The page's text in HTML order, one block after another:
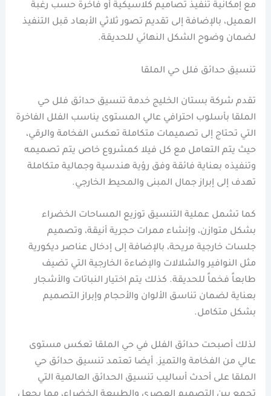
مع إمكانية تنفيذ تصاميم كلاسيكية أو فاخرة حسب رغبة
العميل، بالإضافة إلى تقديم تصور ثلاثي الأبعاد قبل التنفيذ
لضمان وضوح الشكل النهائي للحديقة.
تنسيق حدائق فلل حي الملقا
تقدم شركة بستان الخليج خدمة تنسيق حدائق فلل حي
الملقا بأسلوب احترافي عالي المستوى يناسب الفلل الفاخرة
التي تحتاج إلى تصميمات متكاملة تعكس الفخامة والرقي،
حيث يتم التعامل مع كل فيلا كمشروع خاص يتم تصميمه
وتنفيذه بعناية فائقة وفق رؤية هندسية وجمالية متكاملة
تهدف إلى إبراز جمال المبنى والمحيط الخارجي.
كما تشمل عملية التنسيق توزيع المساحات الخضراء
بشكل متوازن، وإنشاء ممرات حجرية أنيقة، وتصميم
جلسات خارجية مريحة، بالإضافة إلى إدخال عناصر ديكورية
مثل النوافير والشلالات والإضاءة الخارجية التي تضيف
طابعاً فخماً للحديقة. كذلك يتم اختيار النباتات والأشجار
بعناية لضمان تناسق الألوان والأحجام وإبراز التصميم
بشكل متكامل.
لذلك أصبحت حدائق الفلل في حي الملقا تعكس مستوى
عالي من الفخامة والتميز. أيضا تعتمد تنسيق حدائق حي
الملقا على أحدث أساليب تنسيق الحدائق العالمية التي